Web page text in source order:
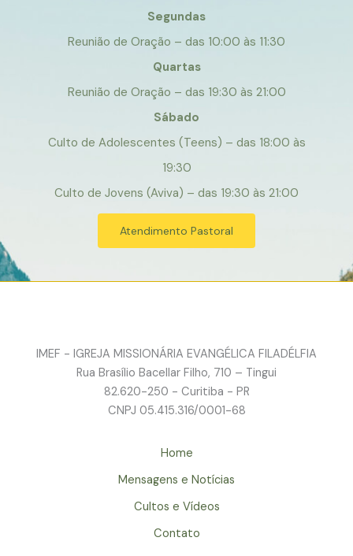
Segundas
Reunião de Oração – das 10:00 às 11:30
Quartas
Reunião de Oração – das 19:30 às 21:00
Sábado
Culto de Adolescentes (Teens) – das 18:00 às
19:30
Culto de Jovens (Aviva) – das 19:30 às 21:00
Atendimento Pastoral
IMEF - IGREJA MISSIONÁRIA EVANGÉLICA FILADÉLFIA
Rua Brasílio Bacellar Filho, 710 – Tingui
82.620-250 - Curitiba - PR
CNPJ 05.415.316/0001-68
Home
Mensagens e Notícias
Cultos e Vídeos
Contato